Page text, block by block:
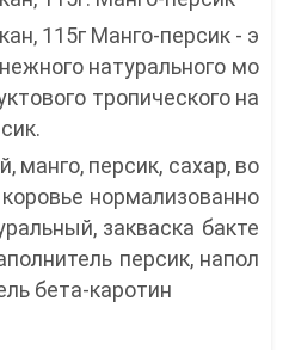
115г Манго-персик - э
натурального мо
тропического на
манго, персик, сахар, во
нормализованно
закваска бакте
персик, напол
бета-каротин